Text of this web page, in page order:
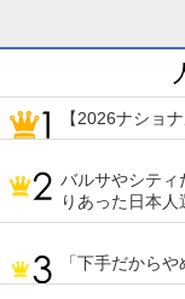
【2026ナショ
バルサやシテ
りあった日本
「下手だから